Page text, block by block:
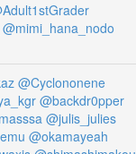
@mimi_hana_nodo
@Cyclononene
@backdr0pper
@julis_julies
@okamayeah